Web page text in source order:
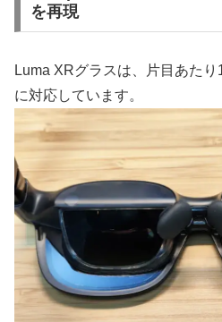
を再現
Luma XRグラスは、片目あた
に対応しています。